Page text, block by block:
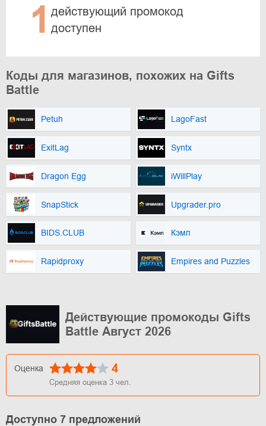
1 действующий промокод
доступен
Коды для магазинов, похожих на Gifts
Battle
Petuh LagoFast
ExitLag Syntx
Dragon Egg iWillPlay
SnapStick Upgrader.pro
BIDS.CLUB Кэмп
Rapidproxy Empires and Puzzles
Действующие промокоды Gifts
Battle Август 2026
Оценка 4
Средняя оценка 3 чел.
Доступно 7 предложений